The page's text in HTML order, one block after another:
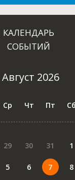
КАЛЕНДАРЬ
СОБЫТИЙ
Август 2026
Ср Чт Пт Сб
29 30 31 1
5 6 7 8